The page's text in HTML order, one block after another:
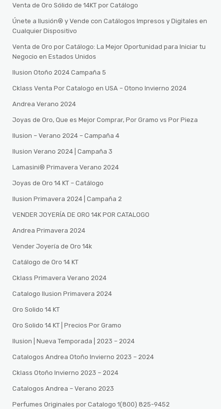
Venta de Oro Sólido de 14KT por Catálogo
Únete a Ilusión® y Vende con Catálogos Impresos y Digitales en
Cualquier Dispositivo
Venta de Oro por Catálogo: La Mejor Oportunidad para Iniciar tu
Negocio en Estados Unidos
Ilusion Otoño 2024 Campaña 5
Cklass Venta Por Catalogo en USA – Otono Invierno 2024
Andrea Verano 2024
Joyas de Oro, Que es Mejor Comprar, Por Gramo vs Por Pieza
Ilusion – Verano 2024 – Campaña 4
Ilusion Verano 2024 | Campaña 3
Lamasini®️ Primavera Verano 2024
Joyas de Oro 14 KT – Catálogo
Ilusion Primavera 2024 | Campaña 2
VENDER JOYERÍA DE ORO 14K POR CATALOGO
Andrea Primavera 2024
Vender Joyería de Oro 14k
Catálogo de Oro 14 KT
Cklass Primavera Verano 2024
Catalogo Ilusion Primavera 2024
Oro Solido 14 KT
Oro Solido 14 KT | Precios Por Gramo
Ilusion | Nueva Temporada | 2023 – 2024
Catalogos Andrea Otoño Invierno 2023 – 2024
Cklass Otoño Invierno 2023 – 2024
Catalogos Andrea – Verano 2023
Perfumes Originales por Catalogo 1(800) 825-9452